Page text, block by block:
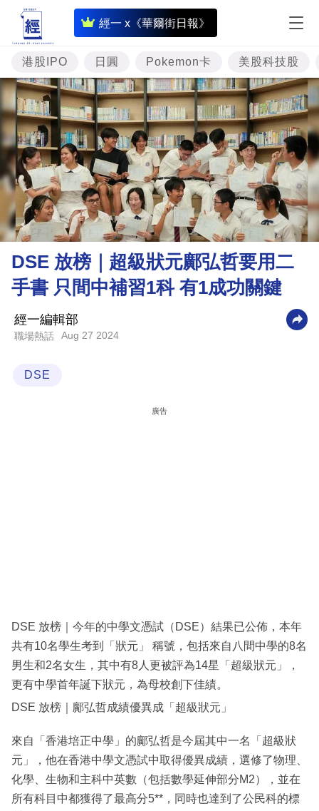
經一 x《華爾街日報》
即
時
財
經
專
題
投
資
樓
市
理
財
商
科
區
港股IPO 日圓 Pokemon卡 美股科技股
DSE 放榜｜超級狀元鄺弘哲要用二
手書 只間中補習1科 有1成功關鍵
經一編輯部
職場熱話 Aug 27 2024
DSE
廣告
DSE 放榜｜今年的中學文憑試（DSE）結果已公佈，本年
共有10名學生考到「狀元」 稱號，包括來自八間中學的8名
男生和2名女生，其中有8人更被評為14星「超級狀元」，
更有中學首年誕下狀元，為母校創下佳績。
DSE 放榜｜鄺弘哲成績優異成「超級狀元」
來自「香港培正中學」的鄺弘哲是今屆其中一名「超級狀
元」，他在香港中學文憑試中取得優異成績，選修了物理、
化學、生物和主科中英數（包括數學延伸部分M2），並在
所有科目中都獲得了最高分5**，同時也達到了公民科的標